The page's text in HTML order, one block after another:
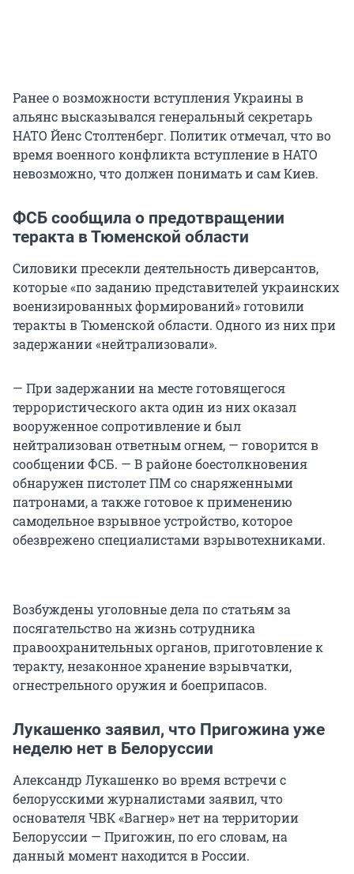
Ранее о возможности вступления Украины в
альянс высказывался генеральный секретарь
НАТО Йенс Столтенберг. Политик отмечал, что во
время военного конфликта вступление в НАТО
невозможно, что должен понимать и сам Киев.
ФСБ сообщила о предотвращении
теракта в Тюменской области
Силовики пресекли деятельность диверсантов,
которые «по заданию представителей украинских
военизированных формирований» готовили
теракты в Тюменской области. Одного из них при
задержании «нейтрализовали».
— При задержании на месте готовящегося
террористического акта один из них оказал
вооруженное сопротивление и был
нейтрализован ответным огнем, — говорится в
сообщении ФСБ. — В районе боестолкновения
обнаружен пистолет ПМ со снаряженными
патронами, а также готовое к применению
самодельное взрывное устройство, которое
обезврежено специалистами взрывотехниками.
Возбуждены уголовные дела по статьям за
посягательство на жизнь сотрудника
правоохранительных органов, приготовление к
теракту, незаконное хранение взрывчатки,
огнестрельного оружия и боеприпасов.
Лукашенко заявил, что Пригожина уже
неделю нет в Белоруссии
Александр Лукашенко во время встречи с
белорусскими журналистами заявил, что
основателя ЧВК «Вагнер» нет на территории
Белоруссии — Пригожин, по его словам, на
данный момент находится в России.